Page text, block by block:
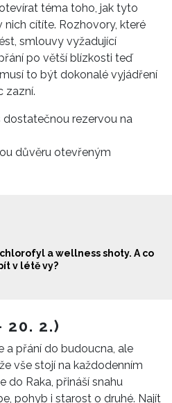
téma toho, jak tyto
cítíte. Rozhovory, které
smlouvy vyžadující
po větší blízkosti teď
to být dokonalé vyjádření
zazní.
dostatečnou rezervou na
důvěru otevřeným
a wellness shoty. A co
v létě vy?
20. 2.)
a přání do budoucna, ale
vše stojí na každodenním
do Raka, přináší snahu
pohyb i starost o druhé. Najít